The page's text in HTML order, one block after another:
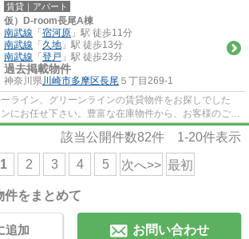
賃貸｜アパート
仮）D-room長尾A棟
南武線 「 宿河原 」駅 徒歩11分
南武線 「 久地 」駅 徒歩13分
南武線 「 登戸 」駅 徒歩23分
過去掲載物件
神奈川県川崎市多摩区長尾 ５丁目269-1
ライン、グリーンラインの賃貸物件をお探しでした
にお任せ下さい。豊富な在庫物件から、お客様のご要
提案致します。
該当公開件数82件 1-20件表示
1 2 3 4 5 次へ>> 最初
件をまとめて
お問い合わせ
追加